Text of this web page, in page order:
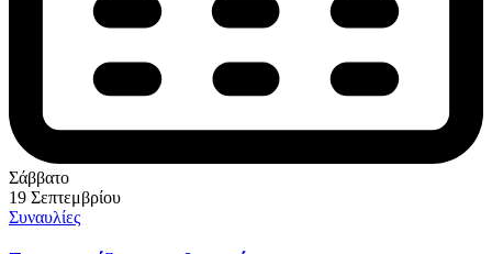
Σάββατο
19 Σεπτεμβρίου
Συναυλίες